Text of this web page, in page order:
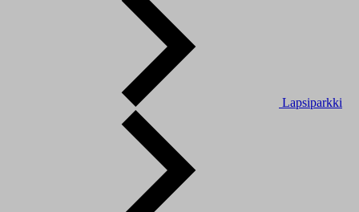
Lapsiparkki